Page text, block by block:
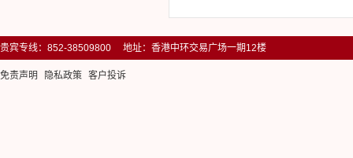
贵宾专线：852-38509800 地址：香港中环交易广场一期12楼
免责声明 隐私政策 客户投诉